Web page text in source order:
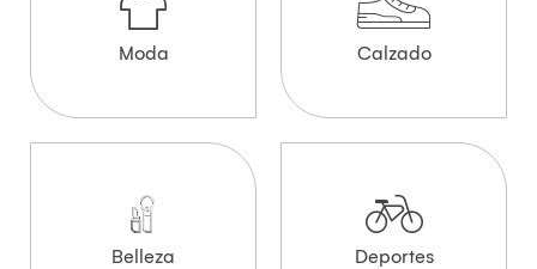
Moda Calzado
Belleza Deportes